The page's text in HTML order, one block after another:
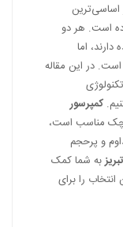
اساسی‌ترین
است. هر دو
اما
است. در این مقاله
کمپرسور
مناسب است،
و پرحجم
به شما کمک
را برای